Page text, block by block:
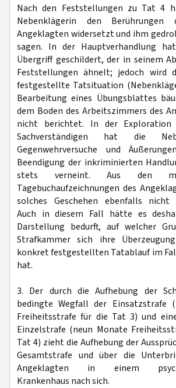
Nach den Feststellungen zu Tat 4
Nebenklägerin den Berührungen
Angeklagten widersetzt und ihm
sagen. In der Hauptverhandlung
Übergriff geschildert, der in seinem
Feststellungen ähnelt; jedoch wird
festgestellte Tatsituation
Bearbeitung eines Übungsblattes
dem Boden des Arbeitszimmers des
nicht berichtet. In der Exploration
Sachverständigen hat die
Gegenwehrversuche und
Beendigung der inkriminierten
stets verneint. Aus den
Tagebuchaufzeichnungen des
solches Geschehen ebenfalls nicht
Auch in diesem Fall hätte es
Darstellung bedurft, auf welcher
Strafkammer sich ihre
konkret festgestellten Tatablauf im
hat.
3. Der durch die Aufhebung der
bedingte Wegfall der Einsatzstrafe
Freiheitsstrafe für die Tat 3) und
Einzelstrafe (neun Monate
Tat 4) zieht die Aufhebung der
Gesamtstrafe und über die
Angeklagten in einem
Krankenhaus nach sich.